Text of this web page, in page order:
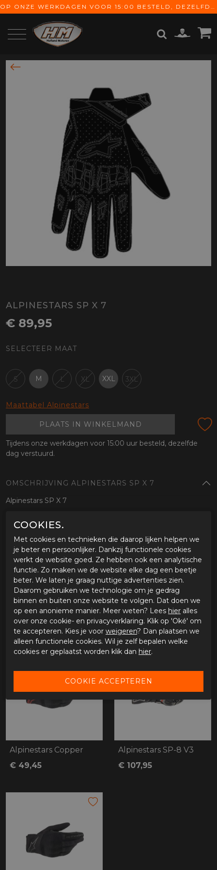
OP ONZE WERKDAGEN VOOR 15:00 BESTELD, DEZELFDE DAG VERZONDEN! GRATIS VERZENDING VANAF € 65,-
ALPINESTARS SP X 7
€ 89,95
SELECTEER MAAT
S M L XL XXL 3XL
Maattabel Alpinestars
PLAATS IN WINKELMAND
Tijdens onze werkdagen voor 15:00 uur besteld, dezelfde
dag verstuurd.
OMSCHRIJVING ALPINESTARS SP X 7
Alpinestars SP X 7
SPECIFICATIES ALPINESTARS SP X 7
Merk
Alpinestars
Leveranciercode
35606251100XL
Categorie
Zomer handschoenen
Kleur
zwart
Materiaal buitenkant
Bestelcode
ci3586152
GERELATEERDE PRODUCTEN
Alpinestars Copper
€ 49,45
Alpinestars SP-8 V3
€ 107,95
COOKIES.
Met cookies en technieken die daarop lijken helpen we
je beter en persoonlijker. Dankzij functionele cookies
werkt de website goed. Ze hebben ook een analytische
functie. Zo maken we de website elke dag een beetje
beter. We laten je graag nuttige advertenties zien.
Daarom gebruiken we technologie om je gedrag
binnen en buiten onze website te volgen. Dat doen we
op een anonieme manier. Meer weten? Lees hier alles
over onze cookie- en privacyverklaring. Klik op 'Oké' om
te accepteren. Kies je voor weigeren? Dan plaatsen we
alleen functionele cookies. Wil je zelf bepalen welke
cookies er geplaatst worden klik dan hier.